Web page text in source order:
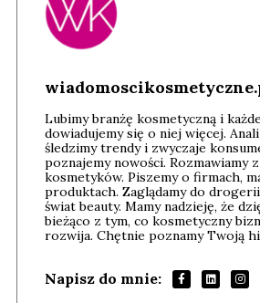
Lubimy branżę kosmetyczną i
dowiadujemy się o niej więcej.
śledzimy trendy i zwyczaje
poznajemy nowości. Rozmawiamy
kosmetyków. Piszemy o firmach,
produktach. Zaglądamy do
świat beauty. Mamy nadzieję, że
bieżąco z tym, co kosmetyczny
rozwija. Chętnie poznamy Twoją
Napisz do mnie: